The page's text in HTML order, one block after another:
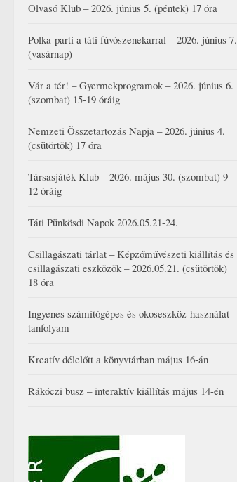
Olvasó Klub – 2026. június 5. (péntek) 17 óra
Polka-parti a táti fúvószenekarral – 2026. június 7.
(vasárnap)
Vár a tér! – Gyermekprogramok – 2026. június 6.
(szombat) 15-19 óráig
Nemzeti Összetartozás Napja – 2026. június 4.
(csütörtök) 17 óra
Társasjáték Klub – 2026. május 30. (szombat) 9-
12 óráig
Táti Pünkösdi Napok 2026.05.21-24.
Csillagászati tárlat – Képzőművészeti kiállítás és
csillagászati eszközök – 2026.05.21. (csütörtök)
18 óra
Ingyenes számítógépes és okoseszköz-használat
tanfolyam
Kreatív délelőtt a könyvtárban május 16-án
Rákóczi busz – interaktív kiállítás május 14-én